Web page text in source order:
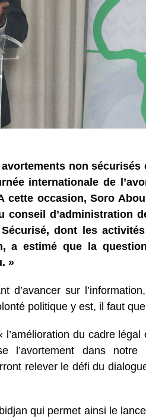
non sécurisés
internationale de
cette occasion, Soro
conseil d’administration
Sécurisé, dont les
a estimé que la
»
d’avancer sur
politique y est, il faut
l’amélioration du cadre
l’avortement dans
relever le défi du
qui permet ainsi le